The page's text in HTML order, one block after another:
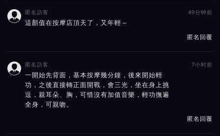
 匿名訪客 49分钟前
這顏值在按摩店頂天了，又年輕～
匿名回覆
 匿名訪客 7小时前
一開始先背面，基本按摩幾分鐘，後來開始輕
功，之後直接轉正面開戰，會三光，坐在身上挑
逗，親耳朵、胸，可惜沒有加值音樂，輕功撫遍
全身，可親吻。
匿名回覆